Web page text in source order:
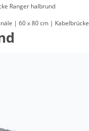
Ranger halbrund
| 60 x 80 cm |